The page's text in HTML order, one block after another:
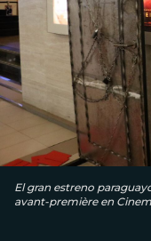
El gran estreno
avant-première en